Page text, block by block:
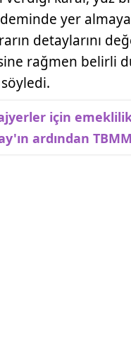
yer
detaylarını
rağmen belirli
söyledi.
için
ardından